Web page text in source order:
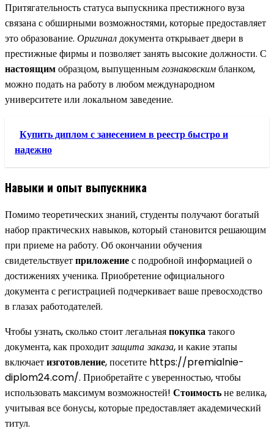
Притягательность статуса выпускника престижного вуза
связана с обширными возможностями, которые предоставляет
это образование. Оригиналдокумента открывает двери в
престижные фирмы и позволяет занять высокие должности. С
настоящимобразцом, выпущеннымгознаковскимбланком,
можно подать на работу в любом международном
университете или локальном заведение.
Купить диплом с занесением в реестр быстро и
надежно
Навыки и опыт выпускника
Помимо теоретических знаний, студенты получают богатый
набор практических навыков, который становится решающим
при приеме на работу. Об окончании обучения
свидетельствуетприложениес подробной информацией о
достижениях ученика. Приобретение официального
документа с регистрацией подчеркивает ваше превосходство
в глазах работодателей.
Чтобы узнать, сколько стоит легальнаяпокупкатакого
документа, как проходитзащита заказа, и какие этапы
включаетизготовление, посетите https://premialnie-
diplom24.com/. Приобретайте с уверенностью, чтобы
использовать максимум возможностей! Стоимостьне велика,
учитывая все бонусы, которые предоставляет академический
титул.